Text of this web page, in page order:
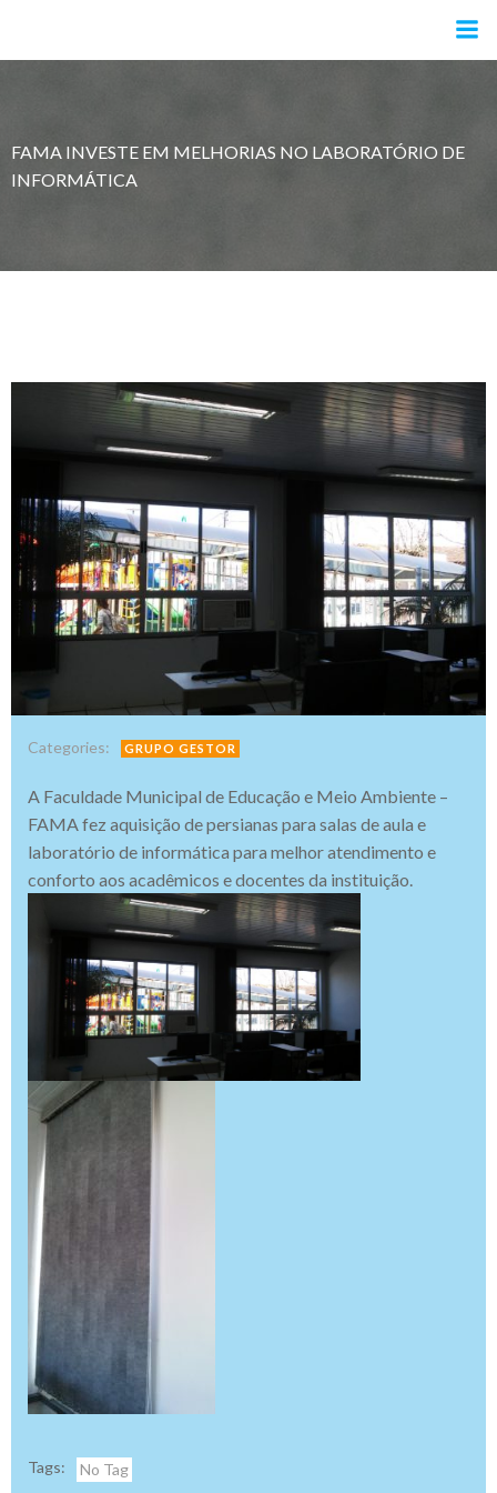
o
FAMA INVESTE EM MELHORIAS NO LABORATÓRIO DE
INFORMÁTICA
Categories: GRUPO GESTOR
A Faculdade Municipal de Educação e Meio Ambiente –
FAMA fez aquisição de persianas para salas de aula e
laboratório de informática para melhor atendimento e
conforto aos acadêmicos e docentes da instituição.
Tags: No Tag